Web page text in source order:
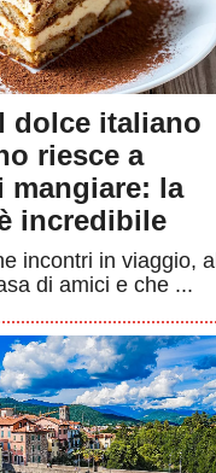
dolce italiano
riesce a
mangiare: la
incredibile
incontri in viaggio, al
di amici e che ...